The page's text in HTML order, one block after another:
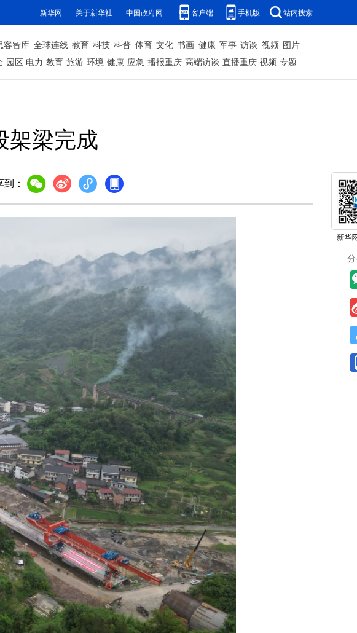
新华网 关于新华社 中国政府网 客户端 手机版 站内搜索
客智库 全球连线 教育 科技 科普 体育 文化 书画 健康 军事 访谈 视频 图片
园区 电力 教育 旅游 环境 健康 应急 播报重庆 高端访谈 直播重庆 视频 专题
架梁完成
：